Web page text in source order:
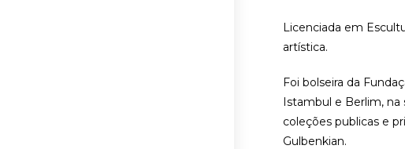
Licenciada em
artística.
Foi bolseira da
Istambul e Berlim, na
coleções publicas e
Gulbenkian.